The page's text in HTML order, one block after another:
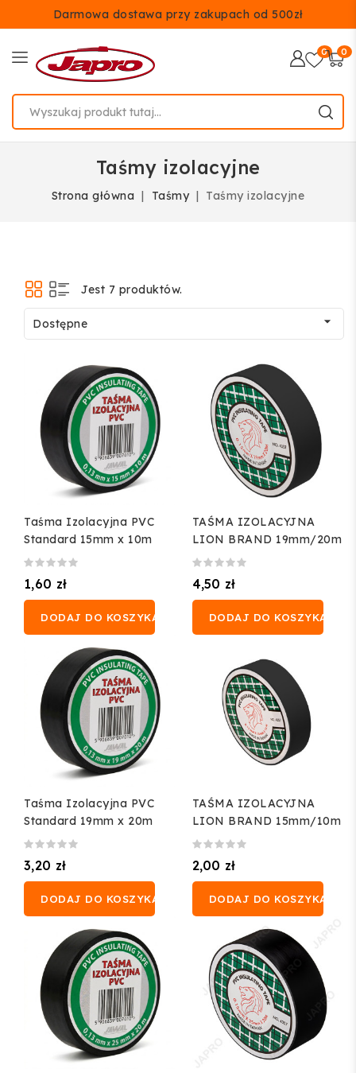
Darmowa dostawa przy zakupach od 500zł
0 0
Taśmy izolacyjne
Strona główna Taśmy Taśmy izolacyjne
Jest 7 produktów.
Dostępne 
Taśma Izolacyjna PVC
Standard 15mm x 10m
1,60 zł
DODAJ DO KOSZYKA
TAŚMA IZOLACYJNA
LION BRAND 19mm/20m
4,50 zł
DODAJ DO KOSZYKA
Taśma Izolacyjna PVC
Standard 19mm x 20m
3,20 zł
DODAJ DO KOSZYKA
TAŚMA IZOLACYJNA
LION BRAND 15mm/10m
2,00 zł
DODAJ DO KOSZYKA